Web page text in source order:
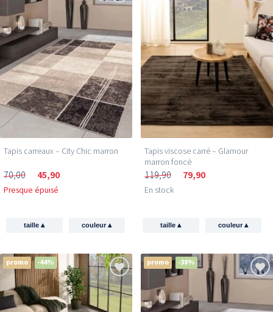
Tapis carreaux – City Chic marron
70,00 45,90
Presque épuisé
taille▴ couleur▴
Tapis viscose carré – Glamour
marron foncé
119,90 79,90
En stock
taille▴ couleur▴
promo -44% promo -38%